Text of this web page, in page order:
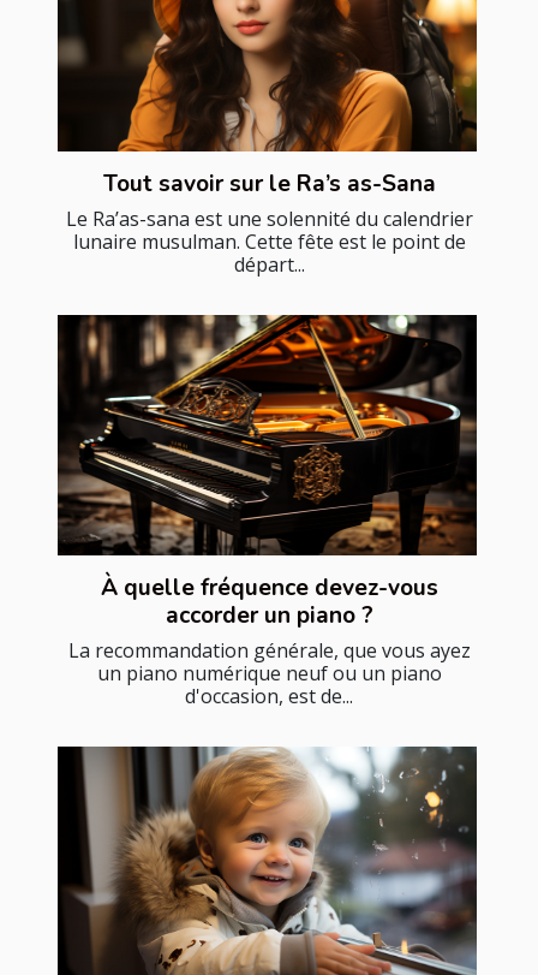
Tout savoir sur le Ra’s as-Sana
Le Ra’as-sana est une solennité du calendrier
lunaire musulman. Cette fête est le point de
départ...
À quelle fréquence devez-vous
accorder un piano ?
La recommandation générale, que vous ayez
un piano numérique neuf ou un piano
d'occasion, est de...